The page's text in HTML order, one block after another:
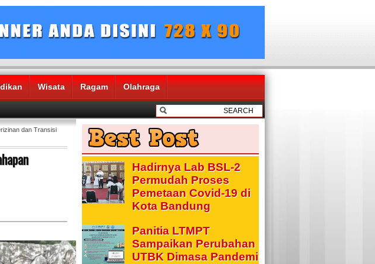
Wisata Ragam Olahraga
dan Transisi
Hadirnya Lab BSL-2
Permudah Proses
Pemetaan Covid-19 di
Kota Bandung
Panitia LTMPT
Sampaikan Perubahan
UTBK Dimasa Pandemi